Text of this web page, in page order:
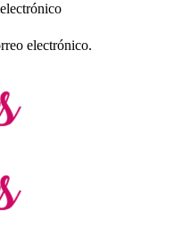
electrónico.